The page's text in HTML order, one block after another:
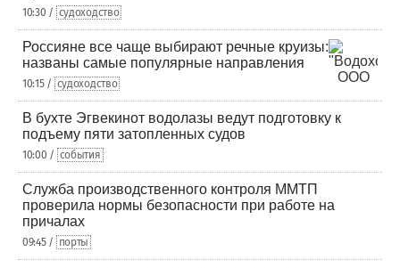
10:30 / судоходство
Россияне все чаще выбирают речные круизы:
названы самые популярные направления
10:15 / судоходство
В бухте Эгвекинот водолазы ведут подготовку к
подъему пяти затопленных судов
10:00 / события
Служба производственного контроля ММТП
проверила нормы безопасности при работе на
причалах
09:45 / порты